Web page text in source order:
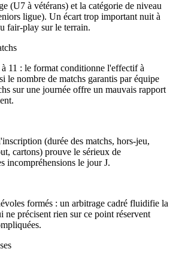
(U7 à vétérans) et la catégorie de niveau
ligue). Un écart trop important nuit à
fair-play sur le terrain.
11 : le format conditionne l'effectif à
le nombre de matchs garantis par équipe
sur une journée offre un mauvais rapport
(durée des matchs, hors-jeu,
cartons) prouve le sérieux de
incompréhensions le jour J.
formés : un arbitrage cadré fluidifie la
ne précisent rien sur ce point réservent